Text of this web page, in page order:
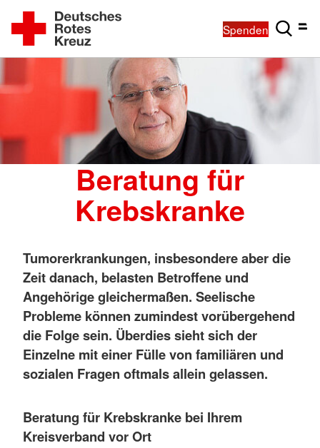
Spenden
Beratung für
Krebskranke
Tumorerkrankungen, insbesondere aber die
Zeit danach, belasten Betroffene und
Angehörige gleichermaßen. Seelische
Probleme können zumindest vorübergehend
die Folge sein. Überdies sieht sich der
Einzelne mit einer Fülle von familiären und
sozialen Fragen oftmals allein gelassen.
Beratung für Krebskranke bei Ihrem
Kreisverband vor Ort